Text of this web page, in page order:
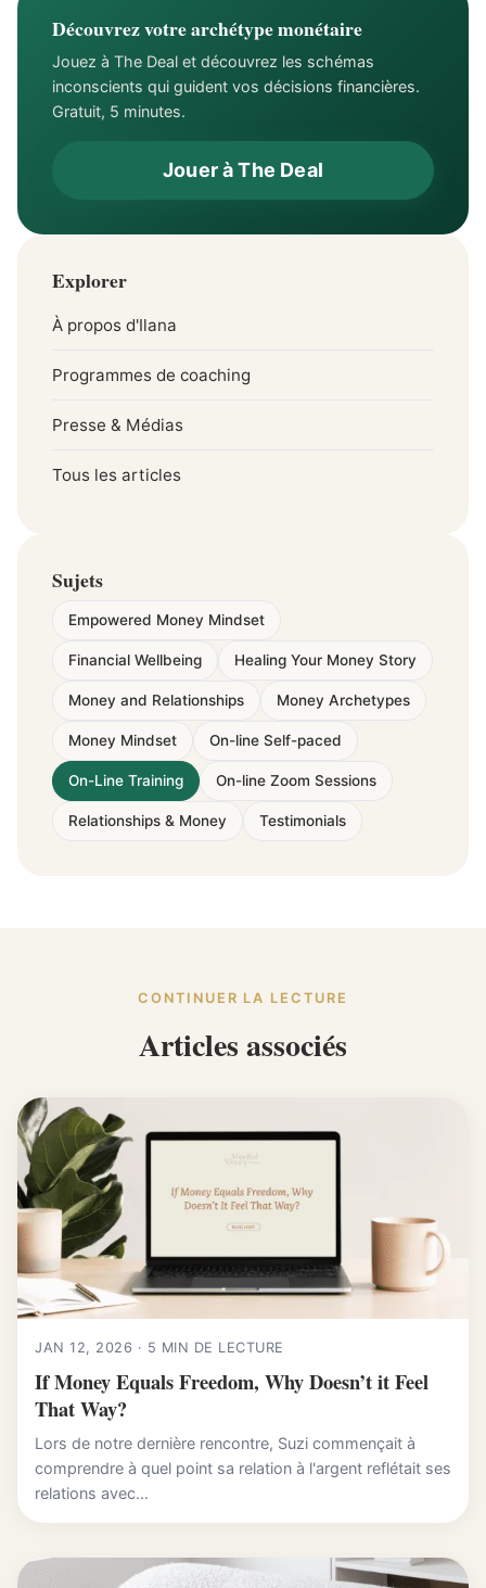
Découvrez votre archétype monétaire
Jouez à The Deal et découvrez les schémas
inconscients qui guident vos décisions financières.
Gratuit, 5 minutes.
Jouer à The Deal
Explorer
À propos d'Ilana
Programmes de coaching
Presse & Médias
Tous les articles
Sujets
Empowered Money Mindset
Financial Wellbeing Healing Your Money Story
Money and Relationships Money Archetypes
Money Mindset On-line Self-paced
On-Line Training On-line Zoom Sessions
Relationships & Money Testimonials
CONTINUER LA LECTURE
Articles associés
JAN 12, 2026 · 5 MIN DE LECTURE
If Money Equals Freedom, Why Doesn’t it Feel
That Way?
Lors de notre dernière rencontre, Suzi commençait à
comprendre à quel point sa relation à l'argent reflétait ses
relations avec...